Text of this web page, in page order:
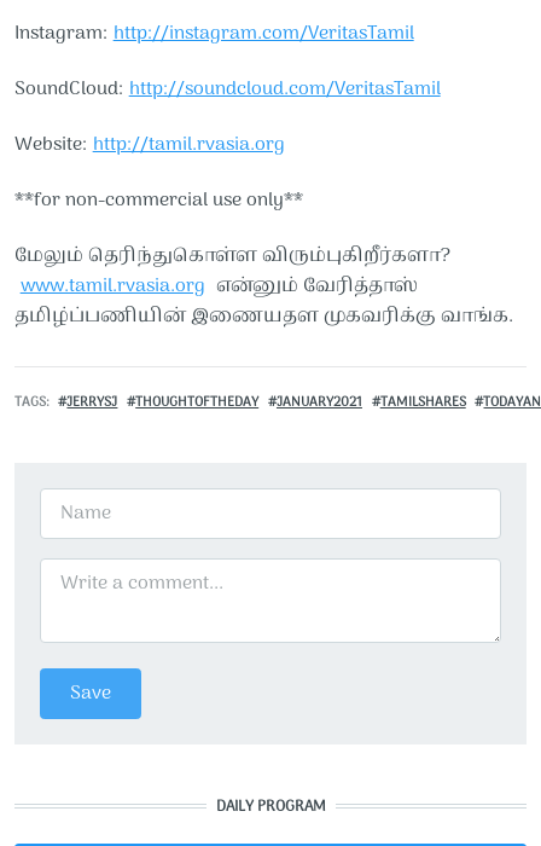
Instagram:http://instagram.com/VeritasTamil
SoundCloud:http://soundcloud.com/VeritasTamil
Website:http://tamil.rvasia.org
**for non-commercial use only**
மேலும் தெரிந்துகொள்ள விரும்புகிறீர்களா?
www.tamil.rvasia.org என்னும் வேரித்தாஸ்
தமிழ்ப்பணியின் இணையதள முகவரிக்கு வாங்க.
TAGS JERRYSJ THOUGHTOFTHEDAY JANUARY2021 TAMILSHARES
DAILY PROGRAM